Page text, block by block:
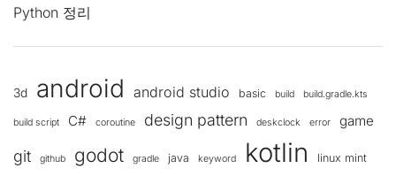
Python 정리
3d android android studio basic build build.gradle.kts
build script C# coroutine design pattern deskclock error game
git github godot gradle java keyword kotlin linux mint